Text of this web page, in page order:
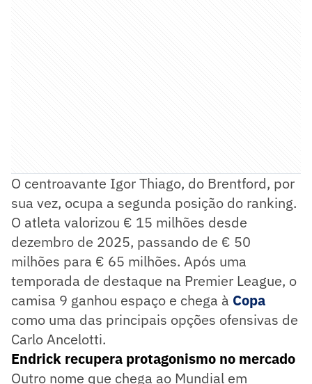
O centroavante Igor Thiago, do Brentford, por
sua vez, ocupa a segunda posição do ranking.
O atleta valorizou € 15 milhões desde
dezembro de 2025, passando de € 50
milhões para € 65 milhões. Após uma
temporada de destaque na Premier League, o
camisa 9 ganhou espaço e chega à Copa
como uma das principais opções ofensivas de
Carlo Ancelotti.
Endrick recupera protagonismo no mercado
Outro nome que chega ao Mundial em